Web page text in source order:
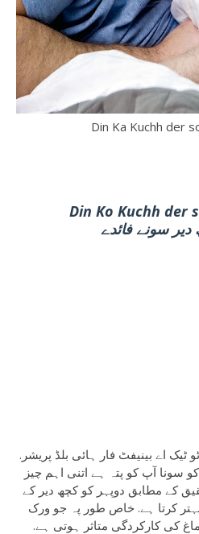
Din Ka Kuchh der
Din Ko Kuchh der
سونے فائدے
ٹیک اے بینیفٹ فار ہائی بلڈ پریشر.
آپ کو پتہ ہے اتنی اہم چیز
کے مطابق دوپہر کو کچھ دیر کے
کرتا ہے. خاص طور پہ جو ورک
کی کارکردگی متاثر ہوتی ہے.